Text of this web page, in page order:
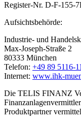
Register-Nr. D-F-155-
Aufsichtsbehörde:
Industrie- und
Max-Joseph-Straße 2
80333 München
Telefon: +49 89 5116-
Internet: www.ihk-
Die TELIS FINANZ
Produktpartner